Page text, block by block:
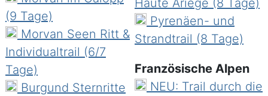
Weltnaturerbe sind hier ständige Begleiter
bei diesem Ritt. Sehenswürdigkeiten wie die
Tarnschlucht, Bergpässe und charmante
Dörfer begegnen Ihnen ebenso wie eine
vielfältige Flora und Fauna.
(9 Tage)
Morvan Seen Ritt &
Individualtrail (6/7
Tage)
Burgund Sternritte
Haute Ariège (8 Tage)
Pyrenäen- und
Strandtrail (8 Tage)
Französische Alpen
NEU: Trail durch die